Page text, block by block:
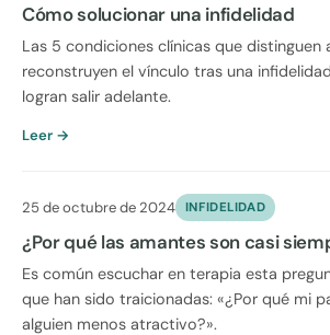
Cómo solucionar una infidelidad
Las 5 condiciones clínicas que distinguen
reconstruyen el vínculo tras una
logran salir adelante.
Leer →
25 de octubre de 2024 INFIDELIDAD
¿Por qué las amantes son casi
Es común escuchar en terapia esta
que han sido traicionadas: «¿Por qué mi
alguien menos atractivo?».